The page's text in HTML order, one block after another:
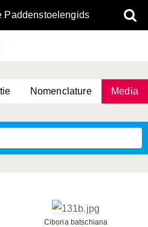
Paddenstoelengids
Nomenclature Media
Ciboria batschiana